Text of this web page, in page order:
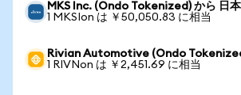
MKS Inc. (Ondo Tokenized) から 日
1 MKSIon は ￥50,050.83 に相当
Rivian Automotive (Ondo
1 RIVNon は ￥2,451.69 に相当